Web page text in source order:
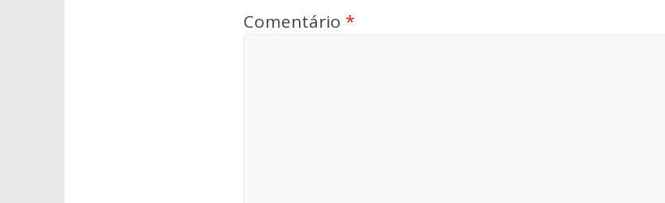
Comentário *